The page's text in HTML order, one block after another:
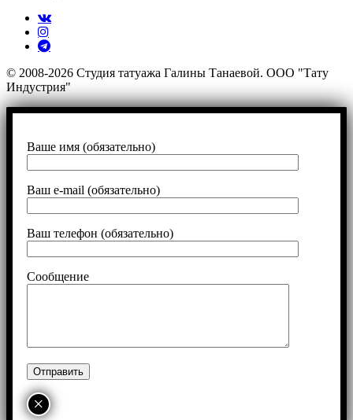
© 2008-2026 Студия татуажа Галины Танаевой. ООО "Тату
Индустрия"
Ваше имя (обязательно)
Ваш e-mail (обязательно)
Ваш телефон (обязательно)
Сообщение
×